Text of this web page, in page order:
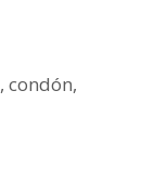
,condón,